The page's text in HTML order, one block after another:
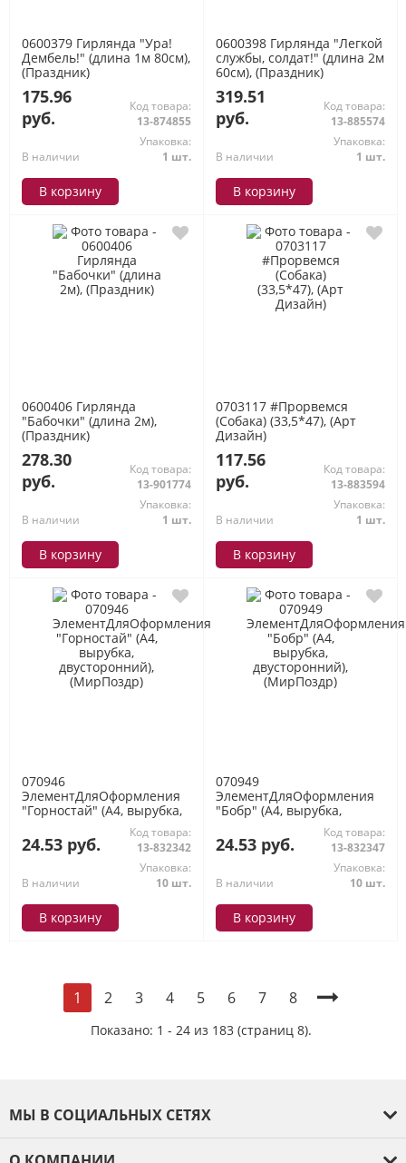
0600379 Гирлянда "Ура!
Дембель!" (длина 1м 80см),
(Праздник)
175.96
руб.
Код товара:
13-874855
В наличии
Упаковка:
1 шт.
В корзину
0600398 Гирлянда "Легкой
службы, солдат!" (длина 2м
60см), (Праздник)
319.51
руб.
Код товара:
13-885574
В наличии
Упаковка:
1 шт.
В корзину
0600406 Гирлянда
"Бабочки" (длина 2м),
(Праздник)
278.30
руб.
Код товара:
13-901774
В наличии
Упаковка:
1 шт.
В корзину
0703117 #Прорвемся
(Собака) (33,5*47), (Арт
Дизайн)
117.56
руб.
Код товара:
13-883594
В наличии
Упаковка:
1 шт.
В корзину
070946
ЭлементДляОформления
"Горностай" (А4, вырубка,
(МирПоздр)
24.53 руб.
Код товара:
13-832342
В наличии
Упаковка:
10 шт.
В корзину
070949
ЭлементДляОформления
"Бобр" (А4, вырубка,
(МирПоздр)
24.53 руб.
Код товара:
13-832347
В наличии
Упаковка:
10 шт.
В корзину
1 2 3 4 5 6 7 8
Показано: 1 - 24 из 183 (страниц 8).
МЫ В СОЦИАЛЬНЫХ СЕТЯХ